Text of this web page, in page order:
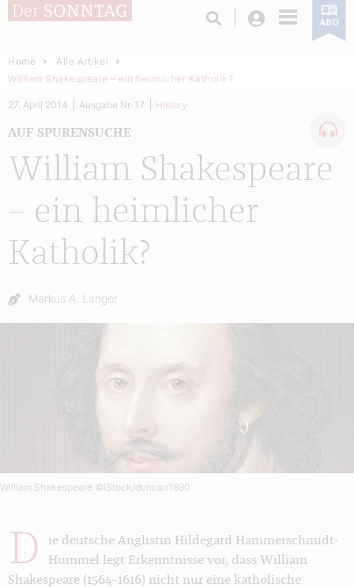
Login ABO
Home
Alle Artikel
William Shakespeare – ein heimlicher Katholik?
William Shakespeare
– ein heimlicher
Katholik?
AUF SPURENSUCHE
27. April 2014 Ausgabe Nr. 17 History
Autor:
Markus A. Langer
William Shakespeare ©iStock/duncan1890
D
ie deutsche Anglistin Hildegard Hammerschmidt-
Hummel legt Erkenntnisse vor, dass William
Shakespeare (1564–1616) nicht nur eine katholische